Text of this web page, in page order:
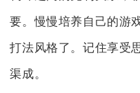
要。慢慢培养自己的游
打法风格了。记住享受
渠成。